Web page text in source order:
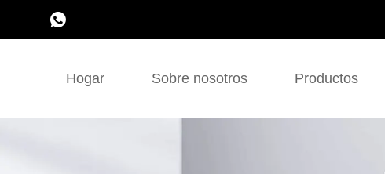
Hogar Sobre nosotros Productos